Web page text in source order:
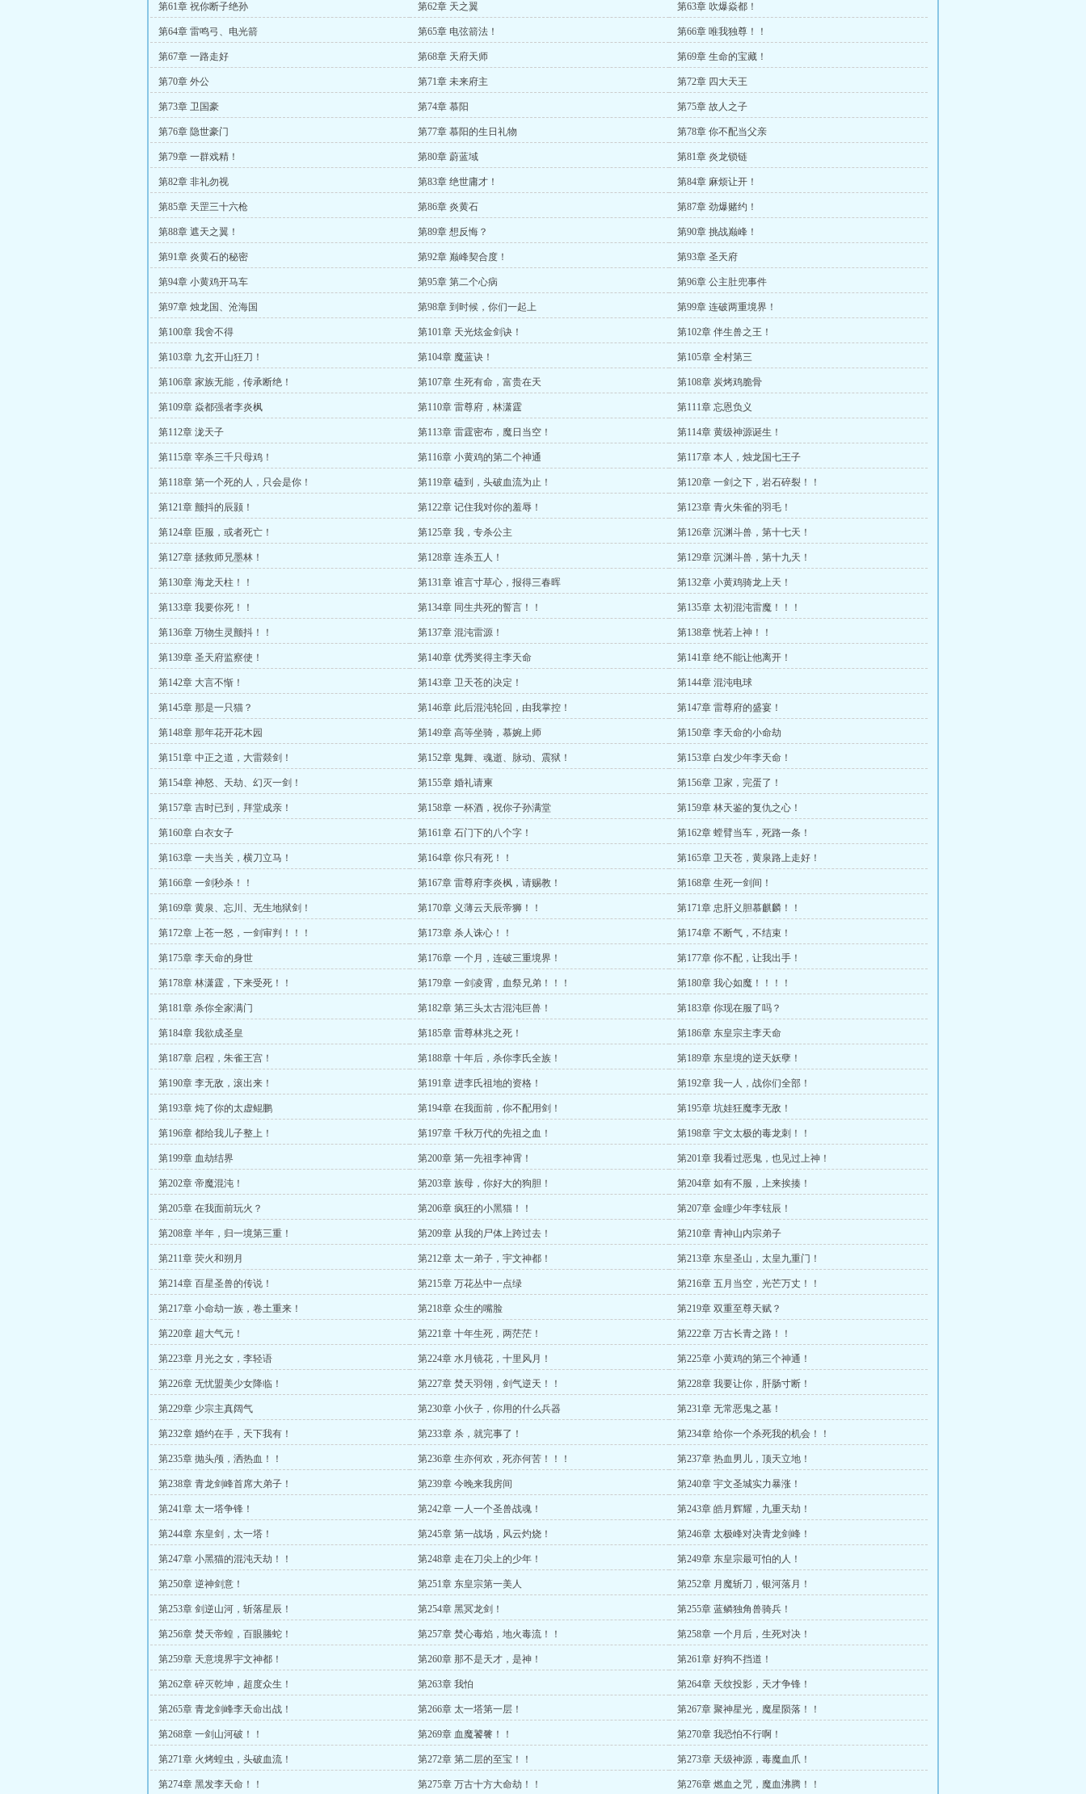
第61章 祝你断子绝孙 第62章 天之翼 第63章 吹爆焱都！
第64章 雷鸣弓、电光箭 第65章 电弦箭法！ 第66章 唯我独尊！！
第67章 一路走好 第68章 天府天师 第69章 生命的宝藏！
第70章 外公 第71章 未来府主 第72章 四大天王
第73章 卫国豪 第74章 慕阳 第75章 故人之子
第76章 隐世豪门 第77章 慕阳的生日礼物 第78章 你不配当父亲
第79章 一群戏精！ 第80章 蔚蓝域 第81章 炎龙锁链
第82章 非礼勿视 第83章 绝世庸才！ 第84章 麻烦让开！
第85章 天罡三十六枪 第86章 炎黄石 第87章 劲爆赌约！
第88章 遮天之翼！ 第89章 想反悔？ 第90章 挑战巅峰！
第91章 炎黄石的秘密 第92章 巅峰契合度！ 第93章 圣天府
第94章 小黄鸡开马车 第95章 第二个心病 第96章 公主肚兜事件
第97章 烛龙国、沧海国 第98章 到时候，你们一起上 第99章 连破两重境界！
第100章 我舍不得 第101章 天光炫金剑诀！ 第102章 伴生兽之王！
第103章 九玄开山狂刀！ 第104章 魔蓝诀！ 第105章 全村第三
第106章 家族无能，传承断绝！ 第107章 生死有命，富贵在天 第108章 炭烤鸡脆骨
第109章 焱都强者李炎枫 第110章 雷尊府，林潇霆 第111章 忘恩负义
第112章 泷天子 第113章 雷霆密布，魔日当空！ 第114章 黄级神源诞生！
第115章 宰杀三千只母鸡！ 第116章 小黄鸡的第二个神通 第117章 本人，烛龙国七王子
第118章 第一个死的人，只会是你！ 第119章 磕到，头破血流为止！ 第120章 一剑之下，岩石碎裂！！
第121章 颤抖的辰颢！ 第122章 记住我对你的羞辱！ 第123章 青火朱雀的羽毛！
第124章 臣服，或者死亡！ 第125章 我，专杀公主 第126章 沉渊斗兽，第十七天！
第127章 拯救师兄墨林！ 第128章 连杀五人！ 第129章 沉渊斗兽，第十九天！
第130章 海龙天柱！！ 第131章 谁言寸草心，报得三春晖 第132章 小黄鸡骑龙上天！
第133章 我要你死！！ 第134章 同生共死的誓言！！ 第135章 太初混沌雷魔！！！
第136章 万物生灵颤抖！！ 第137章 混沌雷源！ 第138章 恍若上神！！
第139章 圣天府监察使！ 第140章 优秀奖得主李天命 第141章 绝不能让他离开！
第142章 大言不惭！ 第143章 卫天苍的决定！ 第144章 混沌电球
第145章 那是一只猫？ 第146章 此后混沌轮回，由我掌控！ 第147章 雷尊府的盛宴！
第148章 那年花开花木园 第149章 高等坐骑，慕婉上师 第150章 李天命的小命劫
第151章 中正之道，大雷燚剑！ 第152章 鬼舞、魂逝、脉动、震狱！ 第153章 白发少年李天命！
第154章 神怒、天劫、幻灭一剑！ 第155章 婚礼请柬 第156章 卫家，完蛋了！
第157章 吉时已到，拜堂成亲！ 第158章 一杯酒，祝你子孙满堂 第159章 林天鉴的复仇之心！
第160章 白衣女子 第161章 石门下的八个字！ 第162章 螳臂当车，死路一条！
第163章 一夫当关，横刀立马！ 第164章 你只有死！！ 第165章 卫天苍，黄泉路上走好！
第166章 一剑秒杀！！ 第167章 雷尊府李炎枫，请赐教！ 第168章 生死一剑间！
第169章 黄泉、忘川、无生地狱剑！ 第170章 义薄云天辰帝狮！！ 第171章 忠肝义胆慕麒麟！！
第172章 上苍一怒，一剑审判！！！ 第173章 杀人诛心！！ 第174章 不断气，不结束！
第175章 李天命的身世 第176章 一个月，连破三重境界！ 第177章 你不配，让我出手！
第178章 林潇霆，下来受死！！ 第179章 一剑凌霄，血祭兄弟！！！ 第180章 我心如魔！！！！
第181章 杀你全家满门 第182章 第三头太古混沌巨兽！ 第183章 你现在服了吗？
第184章 我欲成圣皇 第185章 雷尊林兆之死！ 第186章 东皇宗主李天命
第187章 启程，朱雀王宫！ 第188章 十年后，杀你李氏全族！ 第189章 东皇境的逆天妖孽！
第190章 李无敌，滚出来！ 第191章 进李氏祖地的资格！ 第192章 我一人，战你们全部！
第193章 炖了你的太虚鲲鹏 第194章 在我面前，你不配用剑！ 第195章 坑娃狂魔李无敌！
第196章 都给我儿子整上！ 第197章 千秋万代的先祖之血！ 第198章 宇文太极的毒龙刺！！
第199章 血劫结界 第200章 第一先祖李神霄！ 第201章 我看过恶鬼，也见过上神！
第202章 帝魔混沌！ 第203章 族母，你好大的狗胆！ 第204章 如有不服，上来挨揍！
第205章 在我面前玩火？ 第206章 疯狂的小黑猫！！ 第207章 金瞳少年李铉辰！
第208章 半年，归一境第三重！ 第209章 从我的尸体上跨过去！ 第210章 青神山内宗弟子
第211章 荧火和朔月 第212章 太一弟子，宇文神都！ 第213章 东皇圣山，太皇九重门！
第214章 百星圣兽的传说！ 第215章 万花丛中一点绿 第216章 五月当空，光芒万丈！！
第217章 小命劫一族，卷土重来！ 第218章 众生的嘴脸 第219章 双重至尊天赋？
第220章 超大气元！ 第221章 十年生死，两茫茫！ 第222章 万古长青之路！！
第223章 月光之女，李轻语 第224章 水月镜花，十里风月！ 第225章 小黄鸡的第三个神通！
第226章 无忧盟美少女降临！ 第227章 焚天羽翎，剑气逆天！！ 第228章 我要让你，肝肠寸断！
第229章 少宗主真阔气 第230章 小伙子，你用的什么兵器 第231章 无常恶鬼之墓！
第232章 婚约在手，天下我有！ 第233章 杀，就完事了！ 第234章 给你一个杀死我的机会！！
第235章 抛头颅，洒热血！！ 第236章 生亦何欢，死亦何苦！！！ 第237章 热血男儿，顶天立地！
第238章 青龙剑峰首席大弟子！ 第239章 今晚来我房间 第240章 宇文圣城实力暴涨！
第241章 太一塔争锋！ 第242章 一人一个圣兽战魂！ 第243章 皓月辉耀，九重天劫！
第244章 东皇剑，太一塔！ 第245章 第一战场，风云灼烧！ 第246章 太极峰对决青龙剑峰！
第247章 小黑猫的混沌天劫！！ 第248章 走在刀尖上的少年！ 第249章 东皇宗最可怕的人！
第250章 逆神剑意！ 第251章 东皇宗第一美人 第252章 月魔斩刀，银河落月！
第253章 剑逆山河，斩落星辰！ 第254章 黑冥龙剑！ 第255章 蓝鳞独角兽骑兵！
第256章 焚天帝蝗，百眼螣蛇！ 第257章 焚心毒焰，地火毒流！！ 第258章 一个月后，生死对决！
第259章 天意境界宇文神都！ 第260章 那不是天才，是神！ 第261章 好狗不挡道！
第262章 碎灭乾坤，超度众生！ 第263章 我怕 第264章 天纹投影，天才争锋！
第265章 青龙剑峰李天命出战！ 第266章 太一塔第一层！ 第267章 聚神星光，魔星陨落！！
第268章 一剑山河破！！ 第269章 血魔饕餮！！ 第270章 我恐怕不行啊！
第271章 火烤蝗虫，头破血流！ 第272章 第二层的至宝！！ 第273章 天级神源，毒魔血爪！
第274章 黑发李天命！！ 第275章 万古十方大命劫！！ 第276章 燃血之咒，魔血沸腾！！